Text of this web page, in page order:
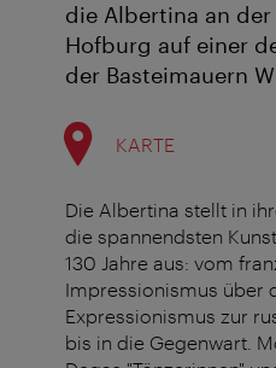
die Albertina an
Hofburg auf einer
der Basteimauern
KARTE
Die Albertina stellt in
die spannendsten
130 Jahre aus: vom
Impressionismus über
Expressionismus zur
bis in die Gegenwart.